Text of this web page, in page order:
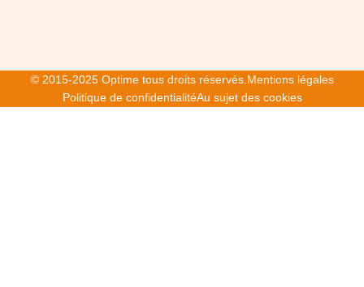
© 2015-2025 Optime tous droits réservés. Mentions légales
Politique de confidentialitéAu sujet des cookies